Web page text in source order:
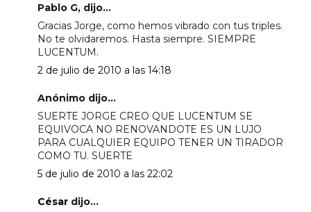
Pablo G, dijo...
Gracias Jorge, como hemos vibrado con tus triples.
No te olvidaremos. Hasta siempre. SIEMPRE
LUCENTUM.
2 de julio de 2010 a las 14:18
Anónimo dijo...
SUERTE JORGE CREO QUE LUCENTUM SE
EQUIVOCA NO RENOVANDOTE ES UN LUJO
PARA CUALQUIER EQUIPO TENER UN TIRADOR
COMO TU. SUERTE
5 de julio de 2010 a las 22:02
Césardijo...